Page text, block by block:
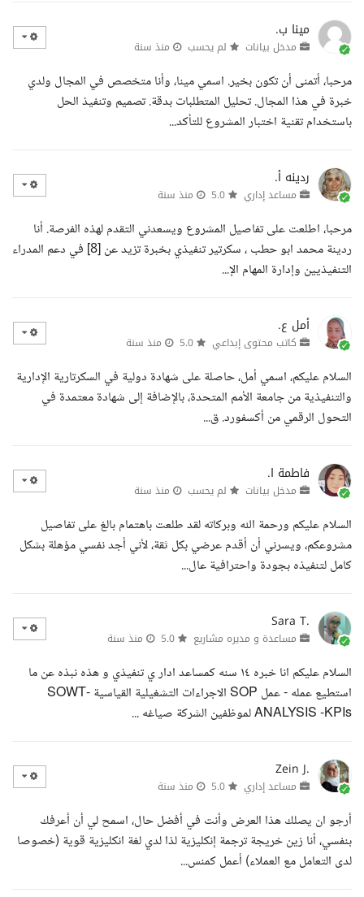
مينا ب.
مدخل بيانات لم يحسب منذ سنة
مرحبا، أتمنى أن تكون بخير. اسمي مينا، وأنا متخصص في المجال ولدي
خبرة في هذا المجال. تحليل المتطلبات بدقة. تصميم وتنفيذ الحل
باستخدام تقنية اختبار المشروع للتأكد...
ردينه أ.
مساعد إداري منذ سنة
مرحبا، اطلعت على تفاصيل المشروع ويسعدني التقدم لهذه الفرصة. أنا
ردينة محمد ابو حطب ، سكرتير تنفيذي بخبرة تزيد عن [8] في دعم المدراء
التنفيذيين وإدارة المهام الإ...
أمل ع.
كاتب محتوى إبداعي منذ سنة
السلام عليكم، اسمي أمل، حاصلة على شهادة دولية في السكرتارية الإدارية
والتنفيذية من جامعة الأمم المتحدة، بالإضافة إلى شهادة معتمدة في
التحول الرقمي من أكسفورد. ق...
فاطمة ا.
مدخل بيانات لم يحسب منذ سنة
السلام عليكم ورحمة الله وبركاته لقد طلعت باهتمام بالغ على تفاصيل
مشروعكم، ويسرني أن أقدم عرضي بكل ثقة، لأني أجد نفسي مؤهلة بشكل
كامل لتنفيذه بجودة واحترافية عال...
Sara T.
مساعدة و مديره مشاريع منذ سنة
السلام عليكم انا خبره ١٤ سنه كمساعد ادار ي تنفيذي و هذه نبذه عن ما
استطيع عمله - عمل SOP الاجراءات التشغيلية القياسية -SOWT
ANALYSIS -KPIs لموظفين الشركة صياغه ...
Zein J.
مساعد إداري منذ سنة
أرجو ان يصلك هذا العرض وأنت في أفضل حال، اسمح لي أن أعرفك
بنفسي، أنا زين خريجة ترجمة إنكليزية لذا لدي لغة انكليزية قوية (خصوصا
لدى التعامل مع العملاء) أعمل كمنس...